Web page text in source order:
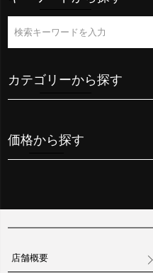
カテゴリーから探す
価格から探す
店舗概要